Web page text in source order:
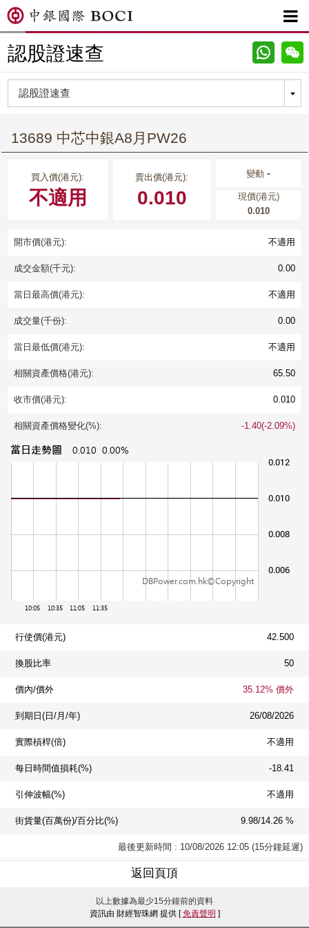

認股證速查
13689 中芯中銀A8月PW26
買入價(港元):
不適用
賣出價(港元):
0.010
變動-
現價(港元)
0.010
開市價(港元): 不適用
成交金額(千元): 0.00
當日最高價(港元): 不適用
成交量(千份): 0.00
當日最低價(港元): 不適用
相關資產價格(港元): 65.50
收市價(港元): 0.010
相關資產價格變化(%): -1.40(-2.09%)
行使價(港元) 42.500
換股比率 50
價內/價外 35.12% 價外
到期日(日/月/年) 26/08/2026
實際槓桿(倍) 不適用
每日時間值損耗(%) -18.41
引伸波幅(%) 不適用
街貨量(百萬份)/百分比(%) 9.98/14.26 %
最後更新時間 : 10/08/2026 12:05 (15分鐘延遲)
返回頁頂
以上數據為最少15分鐘前的資料
資訊由 財經智珠網 提供 [免責聲明 ]